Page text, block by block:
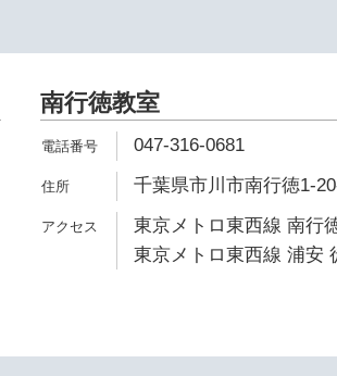
南行徳教室
047-316-0681
千葉県市川市南行徳1-
東京メトロ東西線 南行
東京メトロ東西線 浦安